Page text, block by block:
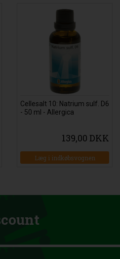
Cellesalt 10: Natrium sulf. D6
- 50 ml - Allergica
139,00 DKK
Læg i indkøbsvognen